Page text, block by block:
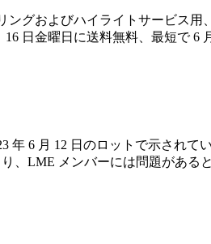
グおよびハイライトサービス用
日金曜日に送料無料、最短で 6
年 6 月 12 日のロットで示され
、LME メンバーには問題がある